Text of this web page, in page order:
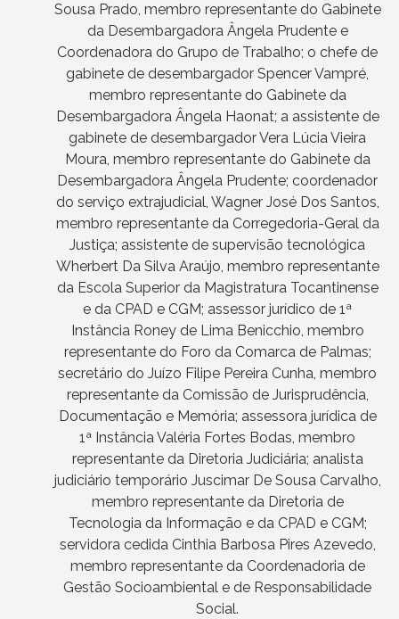
Sousa Prado, membro representante do Gabinete
da Desembargadora Ângela Prudente e
Coordenadora do Grupo de Trabalho; o chefe de
gabinete de desembargador Spencer Vampré,
membro representante do Gabinete da
Desembargadora Ângela Haonat; a assistente de
gabinete de desembargador Vera Lúcia Vieira
Moura, membro representante do Gabinete da
Desembargadora Ângela Prudente; coordenador
do serviço extrajudicial, Wagner José Dos Santos,
membro representante da Corregedoria-Geral da
Justiça; assistente de supervisão tecnológica
Wherbert Da Silva Araújo, membro representante
da Escola Superior da Magistratura Tocantinense
e da CPAD e CGM; assessor jurídico de 1ª
Instância Roney de Lima Benicchio, membro
representante do Foro da Comarca de Palmas;
secretário do Juízo Filipe Pereira Cunha, membro
representante da Comissão de Jurisprudência,
Documentação e Memória; assessora jurídica de
1ª Instância Valéria Fortes Bodas, membro
representante da Diretoria Judiciária; analista
judiciário temporário Juscimar De Sousa Carvalho,
membro representante da Diretoria de
Tecnologia da Informação e da CPAD e CGM;
servidora cedida Cinthia Barbosa Pires Azevedo,
membro representante da Coordenadoria de
Gestão Socioambiental e de Responsabilidade
Social.